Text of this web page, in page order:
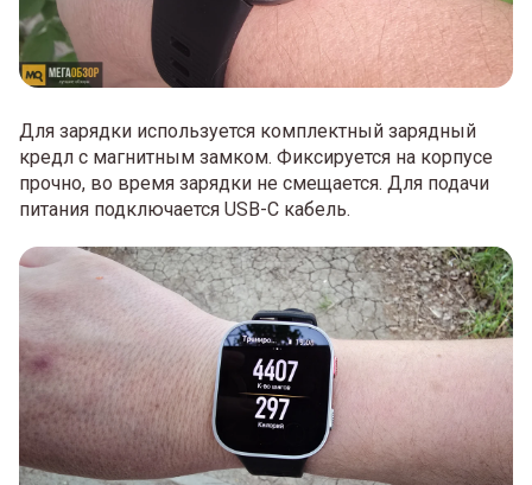
Для зарядки используется комплектный зарядный
кредл с магнитным замком. Фиксируется на корпусе
прочно, во время зарядки не смещается. Для подачи
питания подключается USB-С кабель.